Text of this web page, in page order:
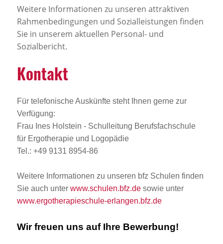
Weitere Informationen zu unseren attraktiven
Rahmenbedingungen und Sozialleistungen finden
Sie in unserem aktuellen Personal- und
Sozialbericht.
Kontakt
Für telefonische Auskünfte steht Ihnen gerne zur
Verfügung:
Frau Ines Holstein - Schulleitung Berufsfachschule
für Ergotherapie und Logopädie
Tel.: +49 9131 8954-86
Weitere Informationen zu unseren bfz Schulen finden
Sie auch unter www.schulen.bfz.desowie unter
www.ergotherapieschule-erlangen.bfz.de
Wir freuen uns auf Ihre Bewerbung!